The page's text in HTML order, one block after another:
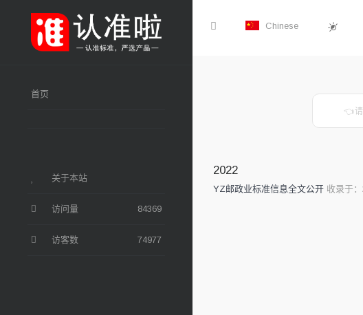
首页
关于本站
访问量 84369
访客数 74977
Chinese
2022
YZ邮政业标准信息全文公开 收录于